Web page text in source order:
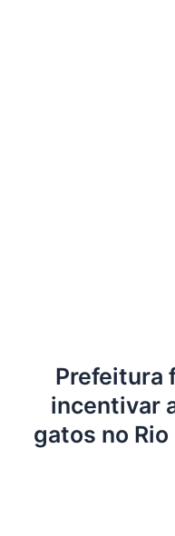
Prefeitura
incentivar
gatos no